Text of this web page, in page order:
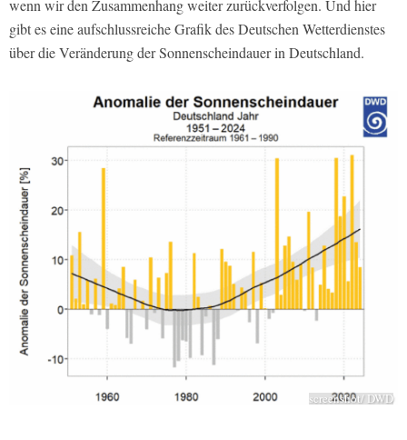
wenn wir den Zusammenhang weiter zurückverfolgen. Und hier
gibt es eine aufschlussreiche Grafik des Deutschen Wetterdienstes
über die Veränderung der Sonnenscheindauer in Deutschland.
screenshot/ DWD